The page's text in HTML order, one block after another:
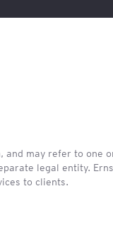
may refer to one
legal entity.
to clients.